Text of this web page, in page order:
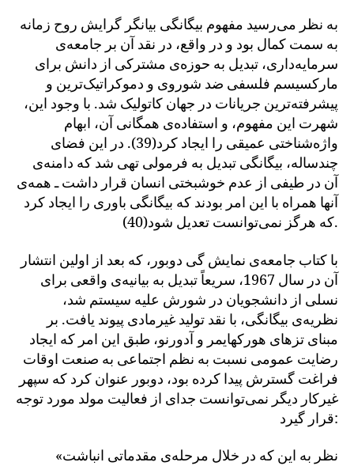
به نظر می‌رسید مفهوم بیگانگی بیانگر گرایش روح زمانه
به سمت کمال بود و در واقع، در نقد آن بر جامعه‌ی
سرمایه‌داری، تبدیل به حوزه‌ی مشترکی از دانش برای
مارکسیسم فلسفی ضد شوروی و دموکراتیک‌ترین و
پیشرفته‌ترین جریانات در جهان کاتولیک شد. با وجود این،
شهرت این مفهوم، و استفاده‌ی همگانی آن، ابهام
واژه‌شناختی عمیقی را ایجاد کرد(39). در این فضای
چندساله، بیگانگی تبدیل به فرمولی تهی شد که دامنه‌ی
آن در طیفی از عدم خوشبختی انسان قرار داشت ـ همه‌ی
آنها همراه با این امر بودند که بیگانگی باوری را ایجاد کرد
که هرگز نمی‌توانست تعدیل شود(40).
با کتاب جامعه‌ی نمایش گی دوبور، که بعد از اولین انتشار
آن در سال 1967، سریعاً تبدیل به بیانیه‌ی واقعی برای
نسلی از دانشجویان در شورش علیه سیستم شد،
نظریه‌ی بیگانگی، با نقد تولید غیرمادی پیوند یافت. بر
مبنای تزهای هورکهایمر و آدورنو، طبق این امر که ایجاد
رضایت عمومی نسبت به نظم اجتماعی به صنعت اوقات
فراغت گسترش پیدا کرده بود، دوبور عنوان کرد که سپهر
غیرکار دیگر نمی‌توانست جدای از فعالیت مولد مورد توجه
قرار گیرد:
«نظر به این که در خلال مرحله‌ی مقدماتی انباشت